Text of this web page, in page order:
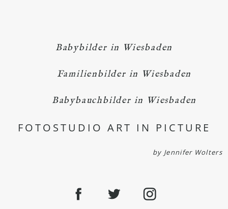
Babybilder in Wiesbaden
Familienbilder in Wiesbaden
Babybauchbilder in Wiesbaden
FOTOSTUDIO ART IN PICTURE
by Jennifer Wolters